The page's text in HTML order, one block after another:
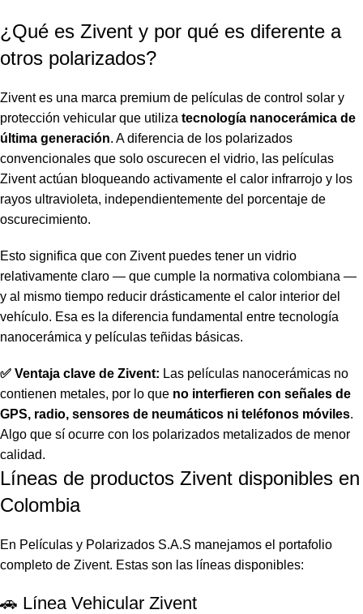
¿Qué es Zivent y por qué es diferente a
otros polarizados?
Zivent es una marca premium de películas de control solar y
protección vehicular que utiliza tecnología nanocerámica de
última generación. A diferencia de los polarizados
convencionales que solo oscurecen el vidrio, las películas
Zivent actúan bloqueando activamente el calor infrarrojo y los
rayos ultravioleta, independientemente del porcentaje de
oscurecimiento.
Esto significa que con Zivent puedes tener un vidrio
relativamente claro — que cumple la normativa colombiana —
y al mismo tiempo reducir drásticamente el calor interior del
vehículo. Esa es la diferencia fundamental entre tecnología
nanocerámica y películas teñidas básicas.
✅ Ventaja clave de Zivent: Las películas nanocerámicas no
contienen metales, por lo que no interfieren con señales de
GPS, radio, sensores de neumáticos ni teléfonos móviles.
Algo que sí ocurre con los polarizados metalizados de menor
calidad.
Líneas de productos Zivent disponibles en
Colombia
En Películas y Polarizados S.A.S manejamos el portafolio
completo de Zivent. Estas son las líneas disponibles:
🚗 Línea Vehicular Zivent